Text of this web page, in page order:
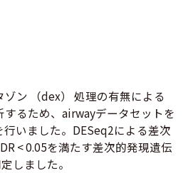
ン （dex） 処理の有無による
るため、airwayデータセットを
いました。DESeq2による差次
< 0.05を満たす差次的発現遺伝
しました。